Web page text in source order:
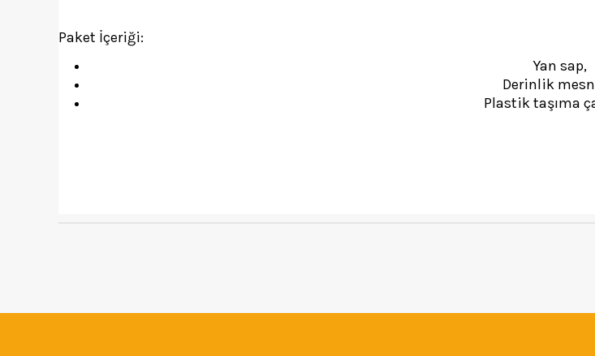
Paket İçeriği:
Yan sap,
Derinlik
Plastik taşıma